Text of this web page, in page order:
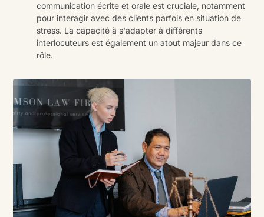
communication écrite et orale est cruciale, notamment
pour interagir avec des clients parfois en situation de
stress. La capacité à s'adapter à différents
interlocuteurs est également un atout majeur dans ce
rôle.